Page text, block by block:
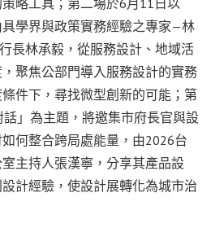
具學界與政策實務經驗之專家—林
長林承毅，從服務設計、地域活
聚焦公部門導入服務設計的實務
件下，尋找微型創新的可能；第
」為主題，將邀集市府長官與設
何整合跨局處能量，由2026台
主持人張漢寧，分享其產品設
計經驗，使設計展轉化為城市治